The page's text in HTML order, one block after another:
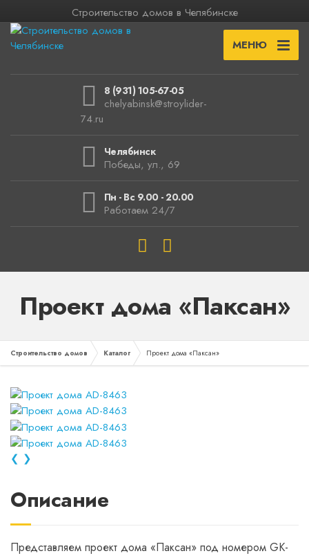
Строительство домов в Челябинске
МЕНЮ
8 (931) 105-67-05
chelyabinsk@stroylider-
74.ru
Челябинск
Победы, ул., 69
Пн - Вс 9.00 - 20.00
Работаем 24/7
Проект дома «Паксан»
Строительство домов Каталог Проект дома «Паксан»
❮ ❯
Описание
Представляем проект дома «Паксан» под номером GK-